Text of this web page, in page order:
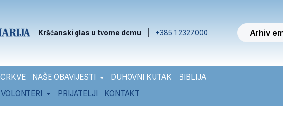
Kršćanski glas u tvome domu +385 1 2327000 Arhiv
NAŠE OBAVIJESTI DUHOVNI KUTAK
BIBLIJA
VOLONTERI PRIJATELJI KONTAKT